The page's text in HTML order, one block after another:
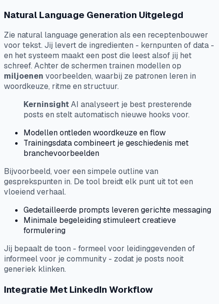
Natural Language Generation Uitgelegd
Zie natural language generation als een receptenbouwer
voor tekst. Jij levert de ingredienten - kernpunten of data -
en het systeem maakt een post die leest alsof jij het
schreef. Achter de schermen trainen modellen op
miljoenen voorbeelden, waarbij ze patronen leren in
woordkeuze, ritme en structuur.
KerninsightAI analyseert je best presterende
posts en stelt automatisch nieuwe hooks voor.
Modellen ontleden woordkeuze en flow
Trainingsdata combineert je geschiedenis met
branchevoorbeelden
Bijvoorbeeld, voer een simpele outline van
gesprekspunten in. De tool breidt elk punt uit tot een
vloeiend verhaal.
Gedetailleerde prompts leveren gerichte messaging
Minimale begeleiding stimuleert creatieve
formulering
Jij bepaalt de toon - formeel voor leidinggevenden of
informeel voor je community - zodat je posts nooit
generiek klinken.
Integratie Met LinkedIn Workflow